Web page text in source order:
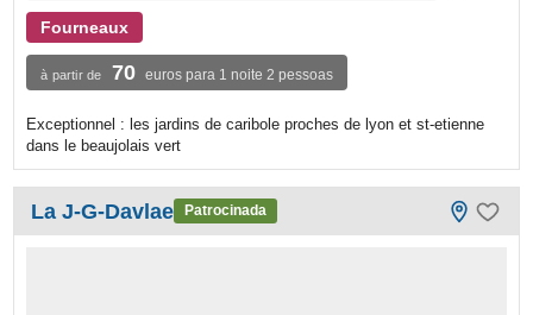
Fourneaux
à partir de 70 euros para 1 noite 2 pessoas
Exceptionnel : les jardins de caribole proches de lyon et st-etienne
dans le beaujolais vert
La J-G-Davlae Patrocinada